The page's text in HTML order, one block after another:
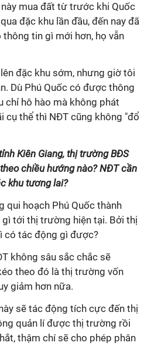
mua đất từ trước khi Quốc
đặc khu lần đầu, đến nay đã
tin gì mới hơn, họ vẫn
đặc khu sớm, nhưng giờ tôi
Dù Phú Quốc có được thông
chỉ hô hào mà không phát
cụ thể thì NĐT cũng không "đổ
Kiên Giang, thị trường BĐS
chiều hướng nào? NĐT cần
khu tương lai?
qui hoạch Phú Quốc thành
tới thị trường hiện tại. Bởi thị
có tác động gì được?
không sâu sắc chắc sẽ
theo đó là thị trường vốn
giảm hơn nữa.
sẽ tác động tích cực đến thị
quản lí được thị trường rồi
thậm chí sẽ cho phép phân